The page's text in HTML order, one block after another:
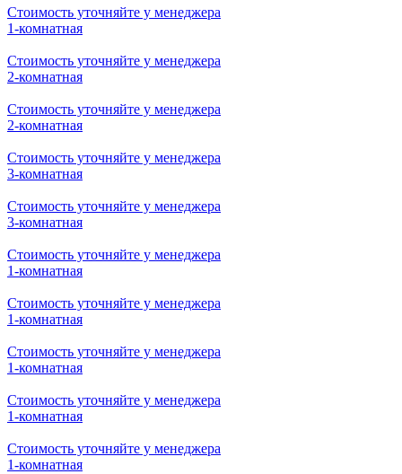
Стоимость уточняйте у менеджера
3-комнатная
Стоимость уточняйте у менеджера
1-комнатная
Стоимость уточняйте у менеджера
1-комнатная
Стоимость уточняйте у менеджера
1-комнатная
Стоимость уточняйте у менеджера
1-комнатная
Стоимость уточняйте у менеджера
2-комнатная
Стоимость уточняйте у менеджера
2-комнатная
Стоимость уточняйте у менеджера
3-комнатная
Стоимость уточняйте у менеджера
3-комнатная
Стоимость уточняйте у менеджера
1-комнатная